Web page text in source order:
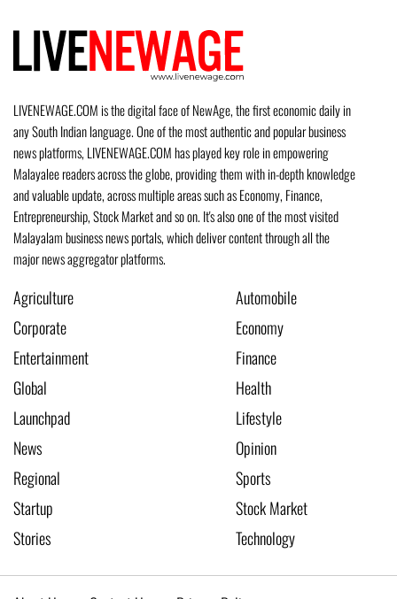
LIVENEWAGE.COM is the digital face of NewAge, the first economic daily in
any South Indian language. One of the most authentic and popular business
news platforms, LIVENEWAGE.COM has played key role in empowering
Malayalee readers across the globe, providing them with in-depth knowledge
and valuable update, across multiple areas such as Economy, Finance,
Entrepreneurship, Stock Market and so on. It's also one of the most visited
Malayalam business news portals, which deliver content through all the
major news aggregator platforms.
Agriculture
Automobile
Corporate
Economy
Entertainment
Finance
Global
Health
Launchpad
Lifestyle
News
Opinion
Regional
Sports
Startup
Stock Market
Stories
Technology